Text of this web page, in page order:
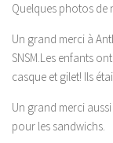
Quelques photos de
Un grand merci à
SNSM.Les enfants
casque et gilet! Ils
Un grand merci
pour les sandwichs.